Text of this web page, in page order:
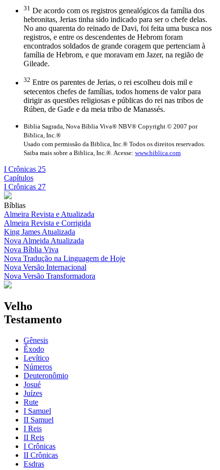
31 De acordo com os registros genealógicos da família dos
hebronitas, Jerias tinha sido indicado para ser o chefe delas.
No ano quarenta do reinado de Davi, foi feita uma busca nos
registros, e entre os descendentes de Hebrom foram
encontrados soldados de grande coragem que pertenciam à
família de Hebrom, e que moravam em Jazer, na região de
Gileade.
32 Entre os parentes de Jerias, o rei escolheu dois mil e
setecentos chefes de famílias, todos homens de valor para
dirigir as questões religiosas e públicas do rei nas tribos de
Rúben, de Gade e da meia tribo de Manassés.
Biblia Sagrada, Nova Bíblia Viva® NBV® Copyright © 2007 por
Biblica, Inc.®
Usado com permissão da Biblica, Inc.® Todos os direitos reservados.
Saiba mais sobre a Biblica, Inc.®. Acesse: www.biblica.com
I Crônicas 25
Capítulos
I Crônicas 27
Bíblias
Almeira Revista e Atualizada
Almeira Revista e Corrigida
King James Atualizada
Nova Almeida Atualizada
Nova Bíblia Viva
Nova Tradução na Linguagem de Hoje
Nova Versão Internacional
Nova Versão Transformadora
Velho
Testamento
Gênesis
Êxodo
Levítico
Números
Deuteronômio
Josué
Juízes
Rute
I Samuel
II Samuel
I Reis
II Reis
I Crônicas
II Crônicas
Esdras